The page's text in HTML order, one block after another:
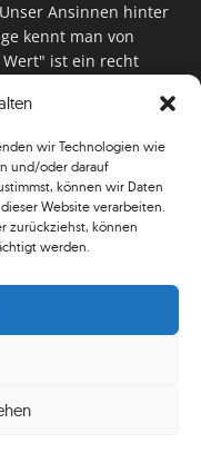
wir Technologien wie
und/oder darauf
können wir Daten
Website verarbeiten.
zurückziehst, können
werden.
Ansinnen hinter
kennt man von
ist ein recht
Website & auf
verdient im